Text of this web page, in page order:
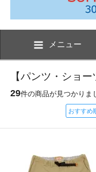
メニュー
【パンツ・ショ
29件の商品が見つかりま
おすすめ